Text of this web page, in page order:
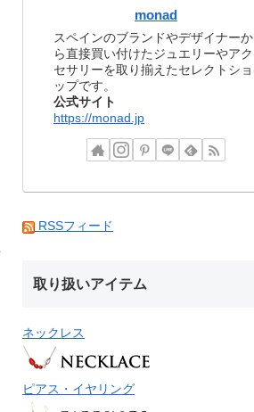
monad
スペインのブランドやデザイナーか
ら直接買い付けたジュエリーやアク
セサリーを取り揃えたセレクトショ
ップです。
公式サイト
https://monad.jp
RSSフィード
取り扱いアイテム
ネックレス
ピアス・イヤリング